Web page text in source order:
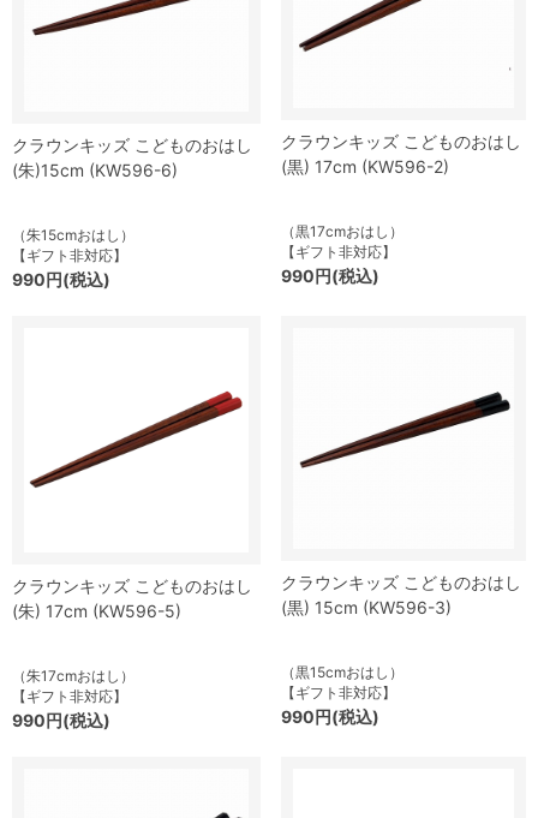
クラウンキッズ こどものおはし
(朱)15cm (KW596-6)
（朱15cmおはし）
【ギフト非対応】
990円(税込)
クラウンキッズ こどものおはし
(黒) 17cm (KW596-2)
（黒17cmおはし）
【ギフト非対応】
990円(税込)
クラウンキッズ こどものおはし
(朱) 17cm (KW596-5)
（朱17cmおはし）
【ギフト非対応】
990円(税込)
クラウンキッズ こどものおはし
(黒) 15cm (KW596-3)
（黒15cmおはし）
【ギフト非対応】
990円(税込)